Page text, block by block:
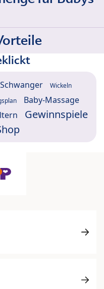
Schwanger Wickeln
Baby-Massage
Gewinnspiele